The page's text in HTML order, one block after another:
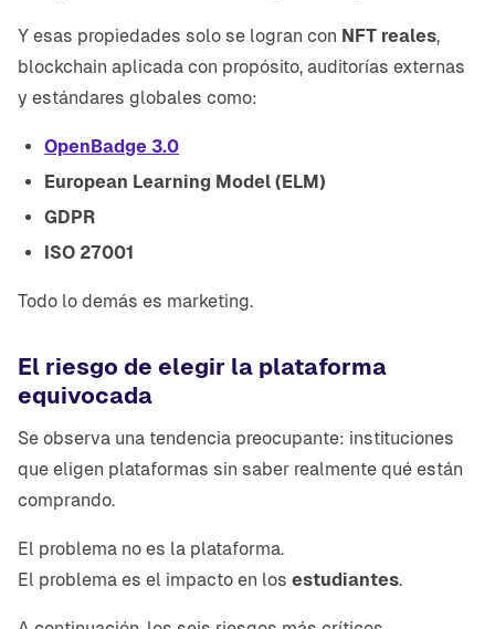
Y esas propiedades solo se logran con NFT reales,
blockchain aplicada con propósito, auditorías externas
y estándares globales como:
OpenBadge 3.0
European Learning Model (ELM)
GDPR
ISO 27001
Todo lo demás es marketing.
El riesgo de elegir la plataforma
equivocada
Se observa una tendencia preocupante: instituciones
que eligen plataformas sin saber realmente qué están
comprando.
El problema no es la plataforma.
El problema es el impacto en los estudiantes.